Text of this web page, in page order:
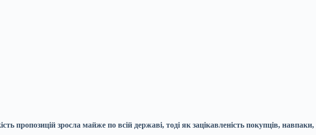
пропозицій зросла майже по всій державі, тоді як зацікавленість покупців, навпаки,